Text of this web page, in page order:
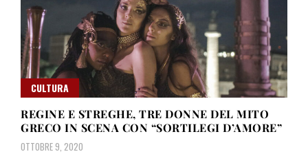
CULTURA
REGINE E STREGHE, TRE DONNE DEL MITO
GRECO IN SCENA CON “SORTILEGI D’AMORE”
OTTOBRE 9, 2020